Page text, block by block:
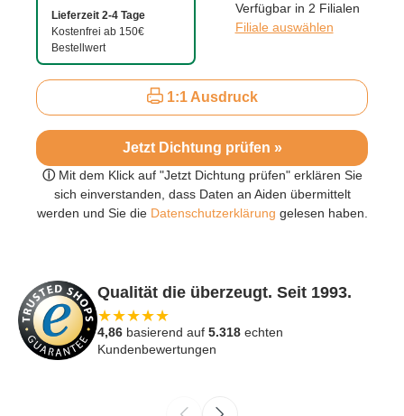
1:1 Ausdruck
Jetzt Dichtung prüfen »
ⓘ Mit dem Klick auf "Jetzt Dichtung prüfen" erklären Sie
sich einverstanden, dass Daten an Aiden übermittelt
werden und Sie dieDatenschutzerklärung gelesen haben.
Lieferzeit 2-4 Tage
Kostenfrei ab 150€
Bestellwert
Verfügbar in 2 Filialen
Filiale auswählen
Qualität die überzeugt. Seit 1993.
★★★★★
4,86 basierend auf 5.318 echten
Kundenbewertungen